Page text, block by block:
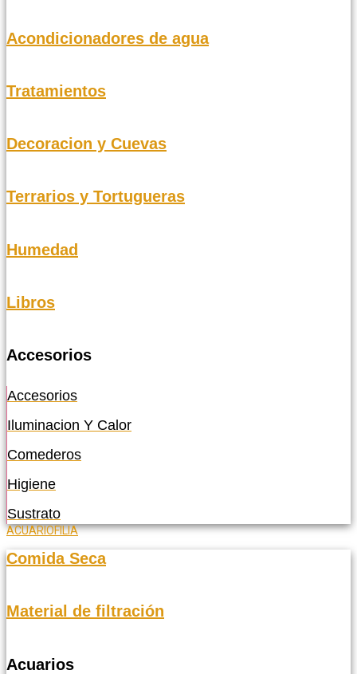
Acondicionadores de agua
Tratamientos
Decoracion y Cuevas
Terrarios y Tortugueras
Humedad
Libros
Accesorios
Accesorios
Iluminacion Y Calor
Comederos
Higiene
Sustrato
ACUARIOFILIA
Comida Seca
Material de filtración
Acuarios